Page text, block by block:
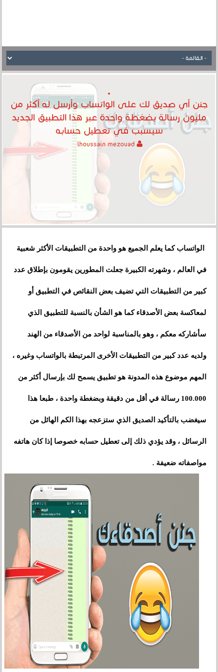
جنن أي صديق لك على الواتساب وأرسل له أكثر من
مليون رسالة بضغطة واحدة عبر هذا التطبيق الجديد
سيسبب في تعطيل حسابه
الواتساب كما يعلم الجميع هو واحدة من التطبيقات الأكثر شعبية
في العالم ، وشهرته الكبيرة جعلت المطورين يقومون بإطلاق عدد
كبير من التطبيقات التي تضيف بعض النقائص في التطبيق أو
لمعاكسة بعض الأصدقاء كما هو الشأن بالنسبة للتطبيق الذي
سأشاركه معكم ، وهو بالمناسبة لواحد من الأصدقاء من الهند
ولديه عدد كبير من التطبيقات الأخرى المرتبطة بالواتساب وغيره ،
المهم موضوع هذه المدونة هو تطبيق يسمح لك بإرسال أكثر من
100.000 رسالة في أقل من دقيقة وبضغطة واحدة ، طبعا هذا
سيغضب بالتأكيد الصديق الذي ستزعجه بهذا الكم الهائل من
الرسائل،وقد يؤدي ذلك إلى تعطيل حسابه خصوصا إذا كان هاتفه
مواصفاته ضعيفة .